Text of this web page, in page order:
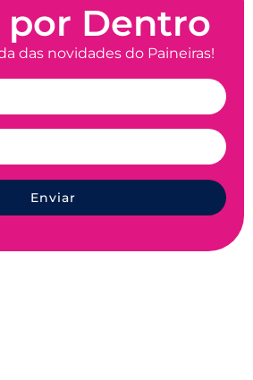
por Dentro
das novidades do Paineiras!
Enviar